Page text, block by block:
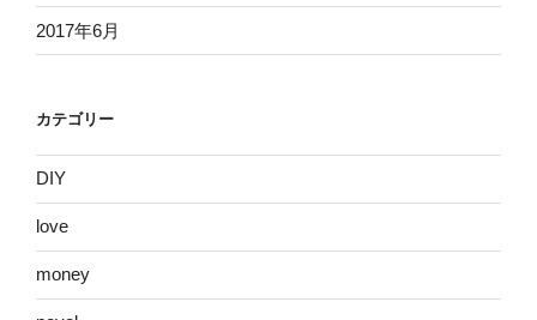
2017年6月
カテゴリー
DIY
love
money